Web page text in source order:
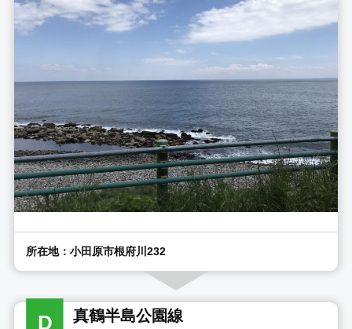
所在地：小田原市根府川232
D 真鶴半島公園線